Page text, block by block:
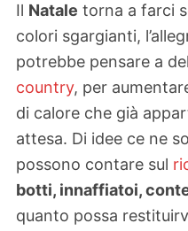
Il Natale torna a farci
colori sgargianti,
potrebbe pensare a
country, per
di calore che già
attesa. Di idee ce ne
possono contare sul
botti, innaffiatoi,
quanto possa